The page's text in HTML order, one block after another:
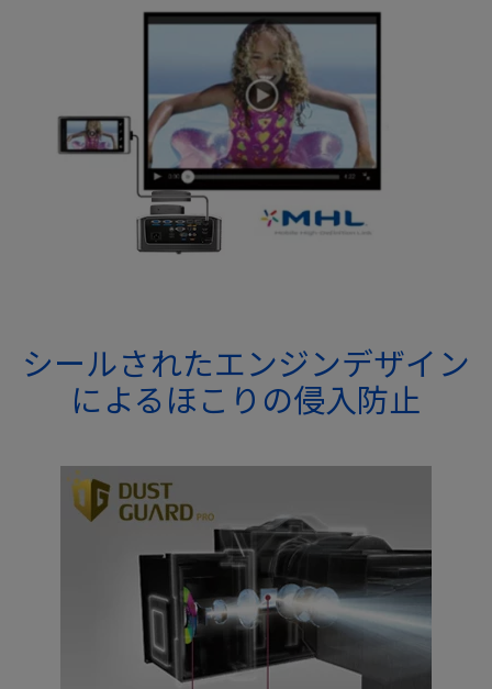
シールされたエンジンデザイン
によるほこりの侵入防止